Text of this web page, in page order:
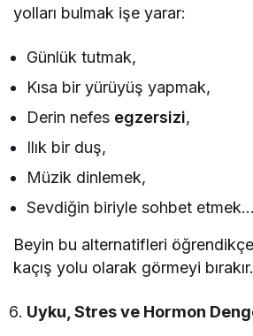
yolları bulmak işe yarar:
Günlük tutmak,
Kısa bir yürüyüş yapmak,
Derin nefes egzersizi,
Ilık bir duş,
Müzik dinlemek,
Sevdiğin biriyle sohbet etmek…
Beyin bu alternatifleri
kaçış yolu olarak görmeyi bırakır.
Uyku, Stres ve Hormon